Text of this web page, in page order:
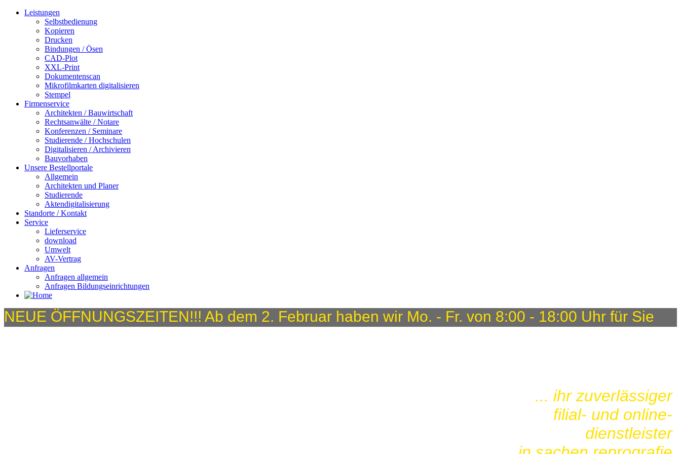
Leistungen
Selbstbedienung
Kopieren
Drucken
Bindungen / Ösen
CAD-Plot
XXL-Print
Dokumentenscan
Mikrofilmkarten digitalisieren
Stempel
Firmenservice
Architekten / Bauwirtschaft
Rechtsanwälte / Notare
Konferenzen / Seminare
Studierende / Hochschulen
Digitalisieren / Archivieren
Bauvorhaben
Unsere Bestellportale
Allgemein
Architekten und Planer
Studierende
Aktendigitalisierung
Standorte / Kontakt
Service
Lieferservice
download
Umwelt
AV-Vertrag
Anfragen
Anfragen allgemein
Anfragen Bildungseinrichtungen
NEUE ÖFFNUNGSZEITEN!!! Ab dem 2. Februar haben wir Mo. - Fr. von 8:00 - 18:00 Uhr für Sie
... ihr zuverlässiger
filial- und online-
dienstleister